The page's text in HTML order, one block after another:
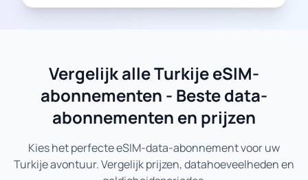
Vergelijk alle Turkije eSIM-
abonnementen - Beste data-
abonnementen en prijzen
Kies het perfecte eSIM-data-abonnement voor uw
Turkije avontuur. Vergelijk prijzen, datahoeveelheden en